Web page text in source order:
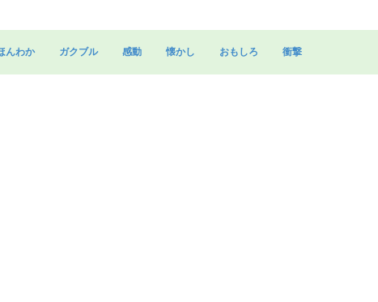
んわか ガクブル 感動 懐かし おもしろ 衝撃